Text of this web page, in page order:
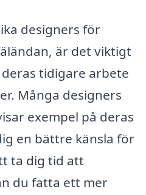
designers för
är det viktigt
tidigare arbete
Många designers
exempel på deras
en bättre känsla för
ta dig tid att
du fatta ett mer